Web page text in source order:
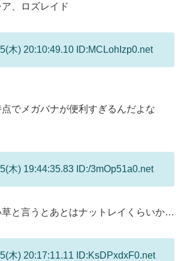
、ロズレイド
木) 20:10:49.10 ID:MCLohIzp0.net
でメガバナが便利すぎるんだよな
木) 19:44:35.83 ID:/3mOp51a0.net
と言うとあとはナットレイくらいか…
木) 20:17:11.11 ID:KsDPxdxF0.net